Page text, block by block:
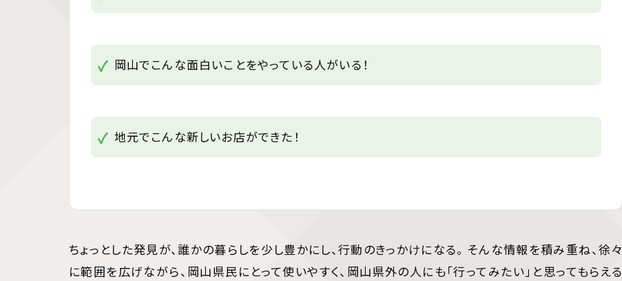
岡山でこんな面白いことをやっている人がいる！
地元でこんな新しいお店ができた！
ちょっとした発見が、誰かの暮らしを少し豊かにし、行動のきっかけになる。 そんな情報を積み重ね、徐々
に範囲を広げながら、岡山県民にとって使いやすく、岡山県外の人にも「行ってみたい」と思ってもらえる